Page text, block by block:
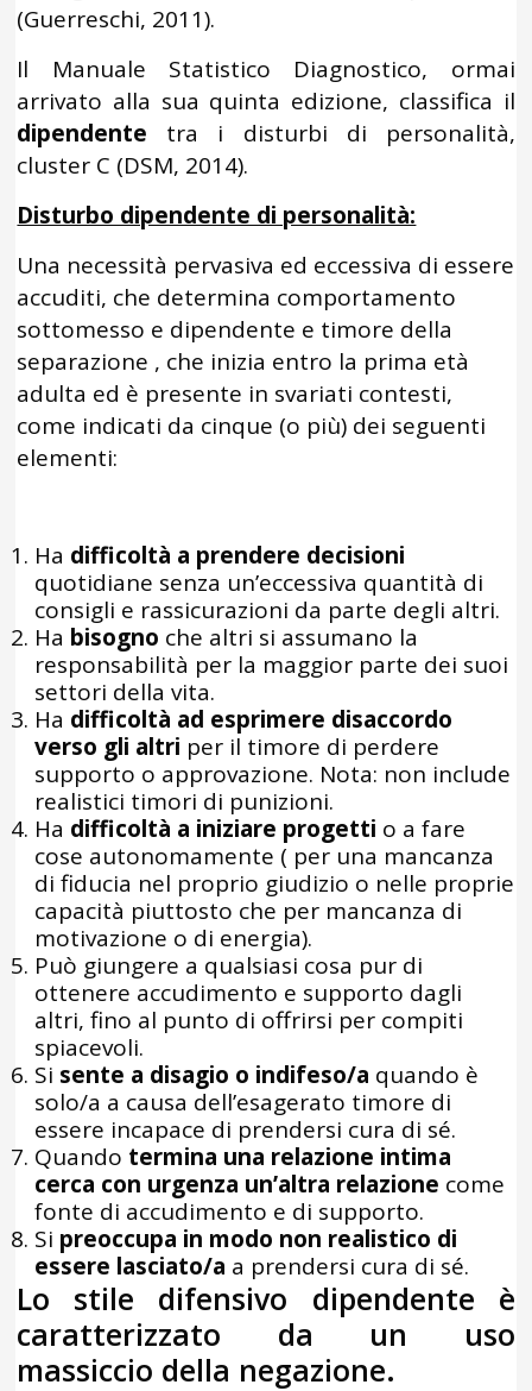
(Guerreschi, 2011).
Il Manuale Statistico Diagnostico, ormai
arrivato alla sua quinta edizione, classifica il
dipendente tra i disturbi di personalità,
cluster C (DSM, 2014).
Disturbo dipendente di personalità:
Una necessità pervasiva ed eccessiva di essere
accuditi, che determina comportamento
sottomesso e dipendente e timore della
separazione , che inizia entro la prima età
adulta ed è presente in svariati contesti,
come indicati da cinque (o più) dei seguenti
elementi:
Ha difficoltà a prendere decisioni
quotidiane senza un’eccessiva quantità di
consigli e rassicurazioni da parte degli altri.
Ha bisogno che altri si assumano la
responsabilità per la maggior parte dei suoi
settori della vita.
Ha difficoltà ad esprimere disaccordo
verso gli altri per il timore di perdere
supporto o approvazione. Nota: non include
realistici timori di punizioni.
Ha difficoltà a iniziare progetti o a fare
cose autonomamente ( per una mancanza
di fiducia nel proprio giudizio o nelle proprie
capacità piuttosto che per mancanza di
motivazione o di energia).
Può giungere a qualsiasi cosa pur di
ottenere accudimento e supporto dagli
altri, fino al punto di offrirsi per compiti
spiacevoli.
Si sente a disagio o indifeso/a quando è
solo/a a causa dell’esagerato timore di
essere incapace di prendersi cura di sé.
Quando termina una relazione intima
cerca con urgenza un’altra relazione come
fonte di accudimento e di supporto.
Si preoccupa in modo non realistico di
essere lasciato/a a prendersi cura di sé.
Lo stile difensivo dipendente è
caratterizzato da un uso
massiccio della negazione.